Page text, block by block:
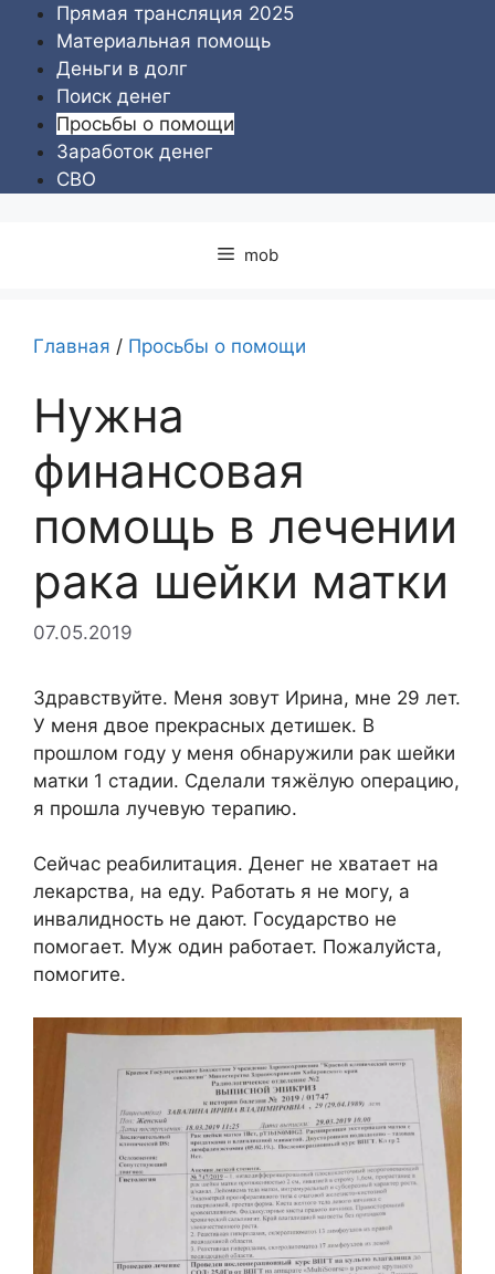
Перейти
содержимому
Прямая трансляция 2025
Материальная помощь
Деньги в долг
Поиск денег
Просьбы о помощи
Заработок денег
СВО
mob
Главная / Просьбы о помощи
Нужна
финансовая
помощь в лечении
рака шейки матки
07.05.2019
Здравствуйте. Меня зовут Ирина, мне 29 лет.
У меня двое прекрасных детишек. В
прошлом году у меня обнаружили рак шейки
матки 1 стадии. Сделали тяжёлую операцию,
я прошла лучевую терапию.
Сейчас реабилитация. Денег не хватает на
лекарства, на еду. Работать я не могу, а
инвалидность не дают. Государство не
помогает. Муж один работает. Пожалуйста,
помогите.